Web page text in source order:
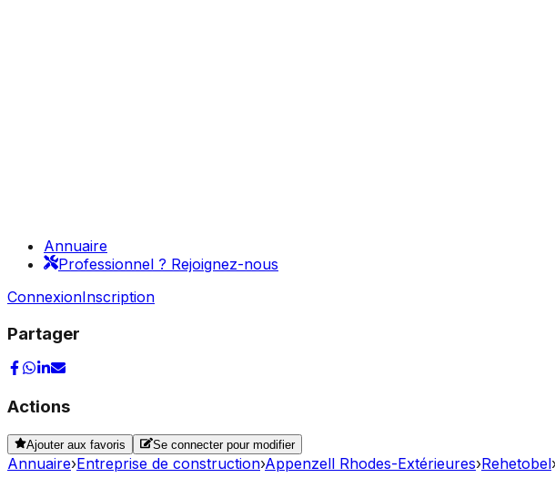
Annuaire
Professionnel ? Rejoignez-nous
ConnexionInscription
Partager
Actions
Ajouter aux favoris Se connecter pour modifier
Annuaire›Entreprise de construction›Appenzell Rhodes-Extérieures›Rehetobel›